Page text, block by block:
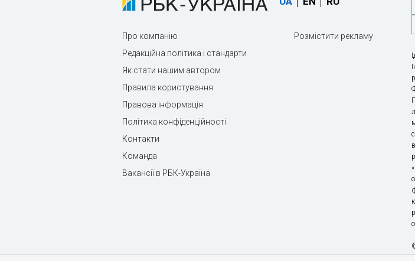
Про компанію
Редакційна політика і стандарти
Як стати нашим автором
Правила користування
Правова інформація
Політика конфіденційності
Контакти
Команда
Вакансії в РБК-Україна
Розмістити рекламу